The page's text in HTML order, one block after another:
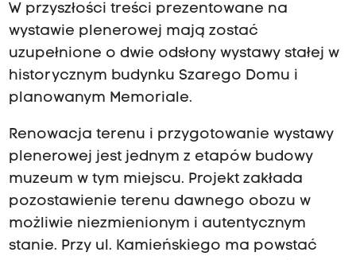
W przyszłości treści prezentowane na
wystawie plenerowej mają zostać
uzupełnione o dwie odsłony wystawy stałej w
historycznym budynku Szarego Domu i
planowanym Memoriale.
Renowacja terenu i przygotowanie wystawy
plenerowej jest jednym z etapów budowy
muzeum w tym miejscu. Projekt zakłada
pozostawienie terenu dawnego obozu w
możliwie niezmienionym i autentycznym
stanie. Przy ul. Kamieńskiego ma powstać